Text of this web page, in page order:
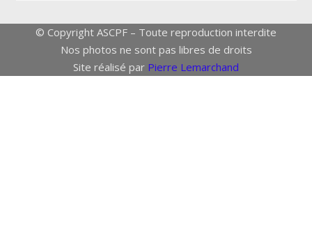
© Copyright ASCPF – Toute reproduction interdite
Nos photos ne sont pas libres de droits
Site réalisé par Pierre Lemarchand